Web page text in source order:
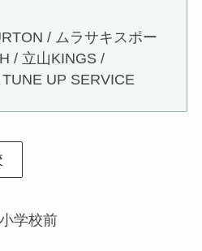
/ ムラサキスポー
/ 立山KINGS /
UP SERVICE
学校前